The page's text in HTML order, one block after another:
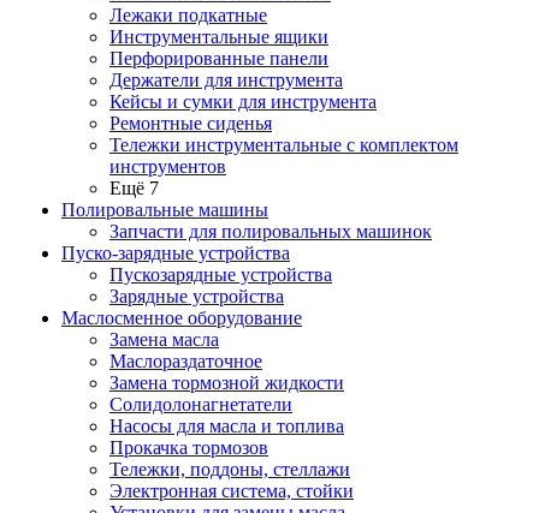
Лежаки подкатные
Инструментальные ящики
Перфорированные панели
Держатели для инструмента
Кейсы и сумки для инструмента
Ремонтные сиденья
Тележки инструментальные с комплектом
инструментов
Ещё 7
Полировальные машины
Запчасти для полировальных машинок
Пуско-зарядные устройства
Пускозарядные устройства
Зарядные устройства
Маслосменное оборудование
Замена масла
Маслораздаточное
Замена тормозной жидкости
Солидолонагнетатели
Насосы для масла и топлива
Прокачка тормозов
Тележки, поддоны, стеллажи
Электронная система, стойки